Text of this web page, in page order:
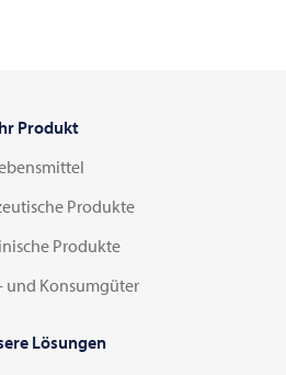
Produkt
Produkte
Produkte
und Konsumgüter
Lösungen